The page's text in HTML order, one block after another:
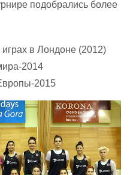
подобрались более
в Лондоне (2012)
2014
2015